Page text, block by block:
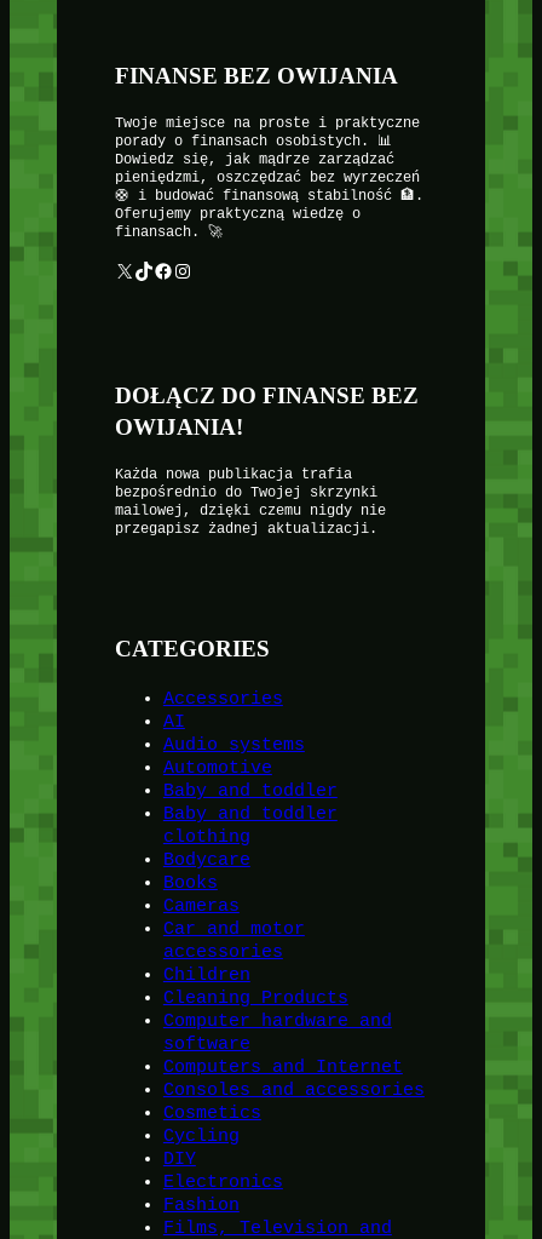
FINANSE BEZ OWIJANIA
Twoje miejsce na proste i praktyczne
porady o finansach osobistych. 📊
Dowiedz się, jak mądrze zarządzać
pieniędzmi, oszczędzać bez wyrzeczeń
🛟 i budować finansową stabilność 🏦.
Oferujemy praktyczną wiedzę o
finansach. 🚀
X TikTok Facebook Instagram
DOŁĄCZ DO FINANSE BEZ
OWIJANIA!
Każda nowa publikacja trafia
bezpośrednio do Twojej skrzynki
mailowej, dzięki czemu nigdy nie
przegapisz żadnej aktualizacji.
CATEGORIES
Accessories
AI
Audio systems
Automotive
Baby and toddler
Baby and toddler
clothing
Bodycare
Books
Cameras
Car and motor
accessories
Children
Cleaning Products
Computer hardware and
software
Computers and Internet
Consoles and accessories
Cosmetics
Cycling
DIY
Electronics
Fashion
Films, Television and